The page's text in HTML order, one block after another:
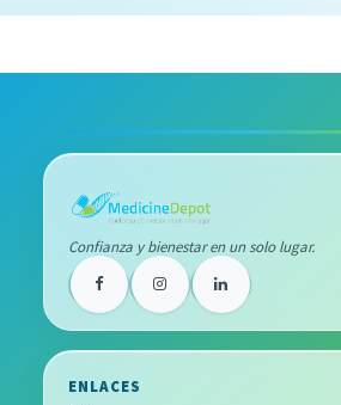
Confianza y bienestar en un solo lugar.
ENLACES